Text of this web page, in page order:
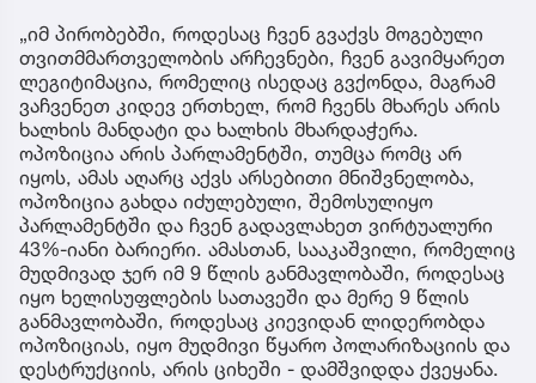
„იმ პირობებში, როდესაც ჩვენ გვაქვს მოგებული
თვითმმართველობის არჩევნები, ჩვენ გავიმყარეთ
ლეგიტიმაცია, რომელიც ისედაც გვქონდა, მაგრამ
ვაჩვენეთ კიდევ ერთხელ, რომ ჩვენს მხარეს არის
ხალხის მანდატი და ხალხის მხარდაჭერა.
ოპოზიცია არის პარლამენტში, თუმცა რომც არ
იყოს, ამას აღარც აქვს არსებითი მნიშვნელობა,
ოპოზიცია გახდა იძულებული, შემოსულიყო
პარლამენტში და ჩვენ გადავლახეთ ვირტუალური
43%-იანი ბარიერი. ამასთან, სააკაშვილი, რომელიც
მუდმივად ჯერ იმ 9 წლის განმავლობაში, როდესაც
იყო ხელისუფლების სათავეში და მერე 9 წლის
განმავლობაში, როდესაც კიევიდან ლიდერობდა
ოპოზიციას, იყო მუდმივი წყარო პოლარიზაციის და
დესტრუქციის, არის ციხეში - დამშვიდდა ქვეყანა.